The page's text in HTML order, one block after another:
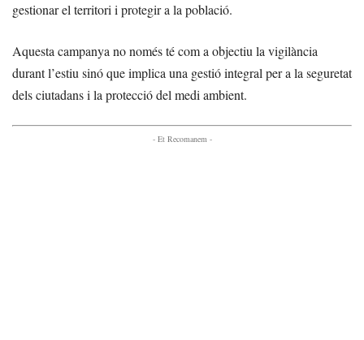
gestionar el territori i protegir a la població.
Aquesta campanya no només té com a objectiu la vigilància
durant l’estiu sinó que implica una gestió integral per a la seguretat
dels ciutadans i la protecció del medi ambient.
- Et Recomanem -